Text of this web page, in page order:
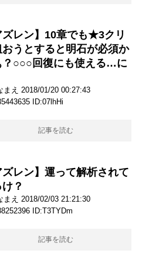
ズレン】10章でも★3クリ
おうとすると明石が必須か
？○○○回復にも使える…に
まえ 2018/01/20 00:27:43
ID:07lhHi
記事を読む
ズレン】運って解析されて
？
まえ 2018/02/03 21:21:30
ID:T3TYDm
記事を読む